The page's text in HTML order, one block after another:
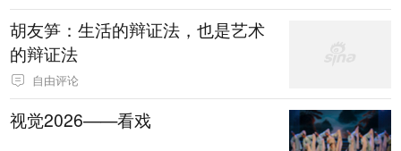
胡友笋：生活的辩证法，也是艺术
的辩证法
自由评论
视觉2026——看戏